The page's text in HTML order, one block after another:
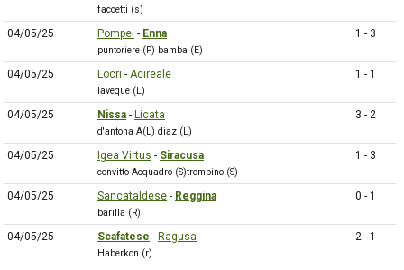
faccetti (s)
04/05/25 Pompei - Enna
puntoriere (P) bamba (E)
1 - 3
04/05/25 Locri - Acireale
laveque (L)
1 - 1
04/05/25 Nissa - Licata
d'antona A(L) diaz (L)
3 - 2
04/05/25 Igea Virtus - Siracusa
convitto Acquadro (S)trombino (S)
1 - 3
04/05/25 Sancataldese - Reggina
barilla (R)
0 - 1
04/05/25 Scafatese - Ragusa
Haberkon (r)
2 - 1